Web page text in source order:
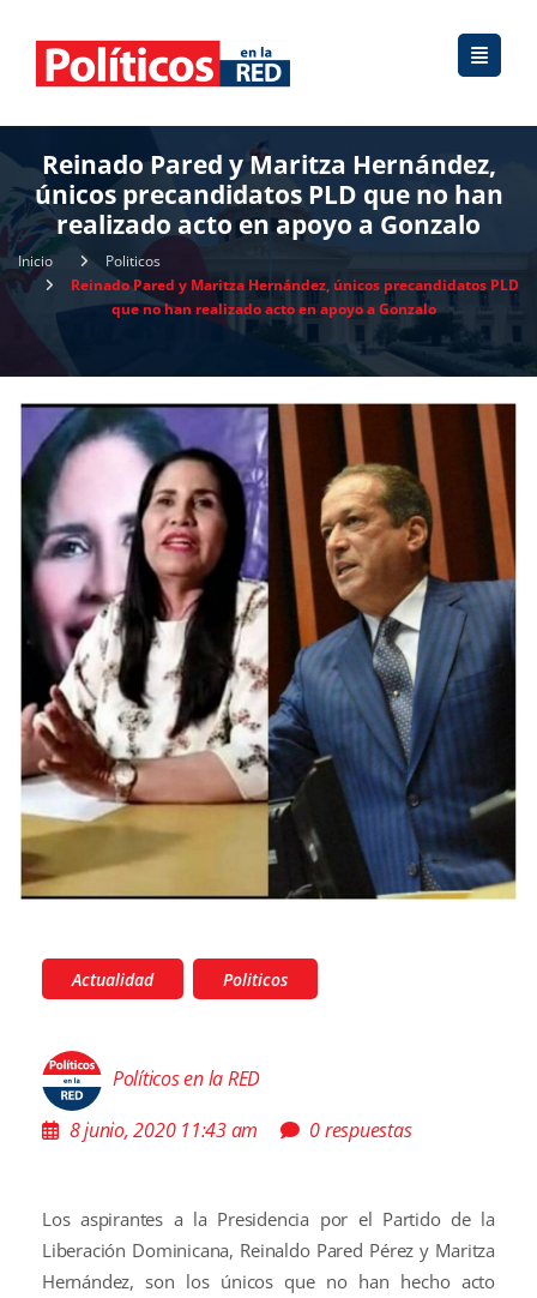
Reinado Pared y Maritza Hernández,
únicos precandidatos PLD que no han
realizado acto en apoyo a Gonzalo
Inicio
Politicos
Reinado Pared y Maritza Hernández, únicos precandidatos PLD
que no han realizado acto en apoyo a Gonzalo
Actualidad Politicos
Políticos en la RED
8 junio, 2020 11:43 am
0 respuestas
Los aspirantes a la Presidencia por el Partido de la
Liberación Dominicana, Reinaldo Pared Pérez y Maritza
Hernández, son los únicos que no han hecho acto